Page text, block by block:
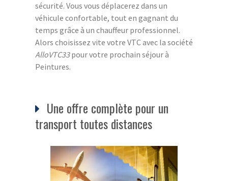
sécurité. Vous vous déplacerez dans un
véhicule confortable, tout en gagnant du
temps grâce à un chauffeur professionnel.
Alors choisissez vite votre VTC avec la société
AlloVTC33pour votre prochain séjour à
Peintures.
Une offre complète pour un
transport toutes distances